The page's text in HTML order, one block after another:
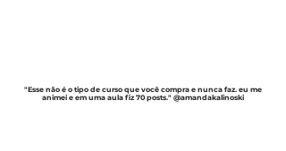
"Esse não é o tipo de curso que você compra e nunca faz. eu me
animei e em uma aula fiz 70 posts." @amandakalinoski